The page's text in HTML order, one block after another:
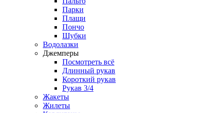
Парки
Плащи
Пончо
Шубки
Водолазки
Джемперы
Посмотреть всё
Длинный рукав
Короткий рукав
Рукав 3/4
Жакеты
Жилеты